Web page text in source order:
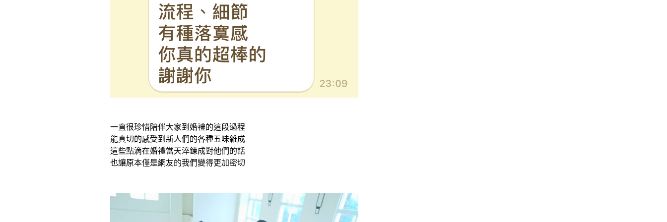
一直很珍惜陪伴大家到婚禮的這段過程
能真切的感受到新人們的各種五味雜成
這些點滴在婚禮當天淬鍊成對他們的話
也讓原本僅是網友的我們變得更加密切